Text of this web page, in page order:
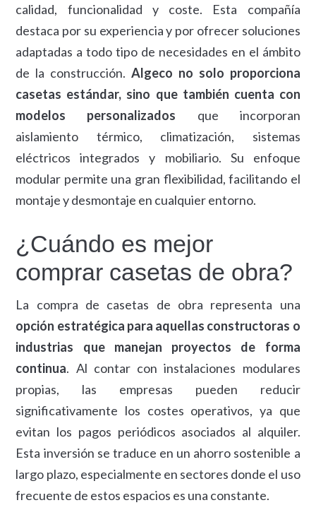
calidad, funcionalidad y coste. Esta compañía
destaca por su experiencia y por ofrecer soluciones
adaptadas a todo tipo de necesidades en el ámbito
de la construcción. Algeco no solo proporciona
casetas estándar, sino que también cuenta con
modelos personalizados que incorporan
aislamiento térmico, climatización, sistemas
eléctricos integrados y mobiliario. Su enfoque
modular permite una gran flexibilidad, facilitando el
montaje y desmontaje en cualquier entorno.
¿Cuándo es mejor
comprar casetas de obra?
La compra de casetas de obra representa una
opción estratégica para aquellas constructoras o
industrias que manejan proyectos de forma
continua. Al contar con instalaciones modulares
propias, las empresas pueden reducir
significativamente los costes operativos, ya que
evitan los pagos periódicos asociados al alquiler.
Esta inversión se traduce en un ahorro sostenible a
largo plazo, especialmente en sectores donde el uso
frecuente de estos espacios es una constante.